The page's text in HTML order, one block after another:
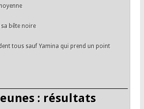
bête noire
tous sauf Yamina qui prend un point
de Bretagne jeunes : résultats ronde 4 et
: résultats